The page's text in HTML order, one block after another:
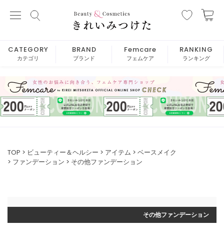
CATEGORY
カテゴリ
BRAND
ブランド
Femcare
フェムケア
RANKING
ランキング
TOP ビューティー＆ヘルシー アイテム
ベースメイク
ファンデーション
その他ファンデーション
その他ファンデーション